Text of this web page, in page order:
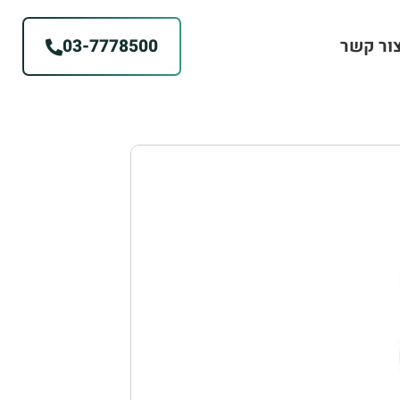
קשר 03-7778500